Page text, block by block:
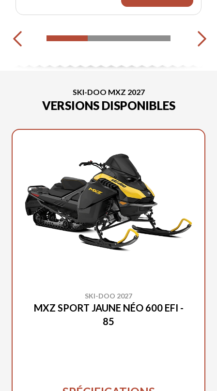
SKI-DOO MXZ 2027
VERSIONS DISPONIBLES
SKI-DOO 2027
MXZ SPORT JAUNE NÉO 600 EFI -
85